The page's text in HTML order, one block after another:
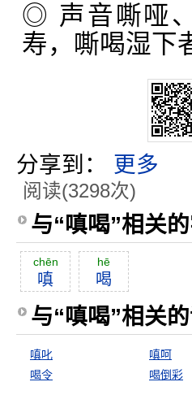
◎ 声音嘶哑
寿，嘶喝湿下
分享到： 更多
阅读(3298次)
与“嗔喝”相关
chēn
嗔
hē
喝
与“嗔喝”相关
嗔叱 嗔呵
喝令
喝倒彩